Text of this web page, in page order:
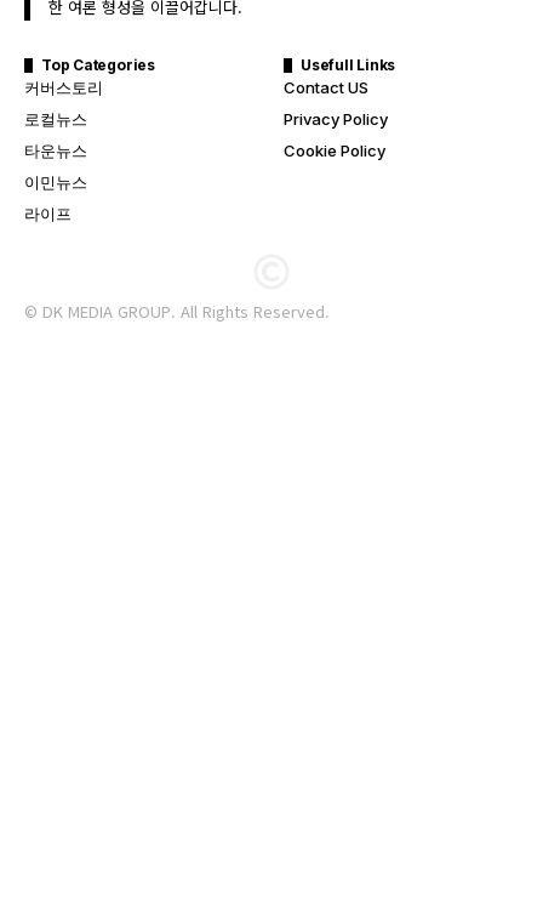
한 여론 형성을 이끌어갑니다.
Top Categories
커버스토리
로컬뉴스
타운뉴스
이민뉴스
라이프
Usefull Links
Contact US
Privacy Policy
Cookie Policy
© DK MEDIA GROUP. All Rights Reserved.